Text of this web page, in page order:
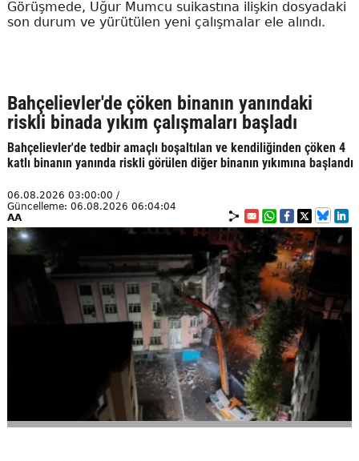
Görüşmede, Uğur Mumcu suikastına ilişkin dosyadaki
son durum ve yürütülen yeni çalışmalar ele alındı.
Bahçelievler'de çöken binanın yanındaki
riskli binada yıkım çalışmaları başladı
Bahçelievler'de tedbir amaçlı boşaltılan ve kendiliğinden çöken 4
katlı binanın yanında riskli görülen diğer binanın yıkımına başlandı
06.08.2026 03:00:00 /
Güncelleme: 06.08.2026 06:04:04
AA